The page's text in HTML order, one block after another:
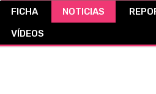
FICHA NOTICIAS
VÍDEOS